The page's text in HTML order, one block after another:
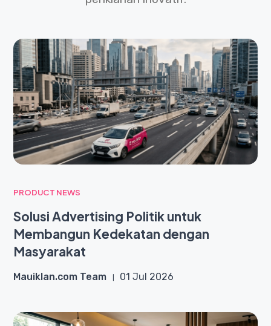
PRODUCT NEWS
Solusi Advertising Politik untuk
Membangun Kedekatan dengan
Masyarakat
Mauiklan.com Team 01 Jul 2026